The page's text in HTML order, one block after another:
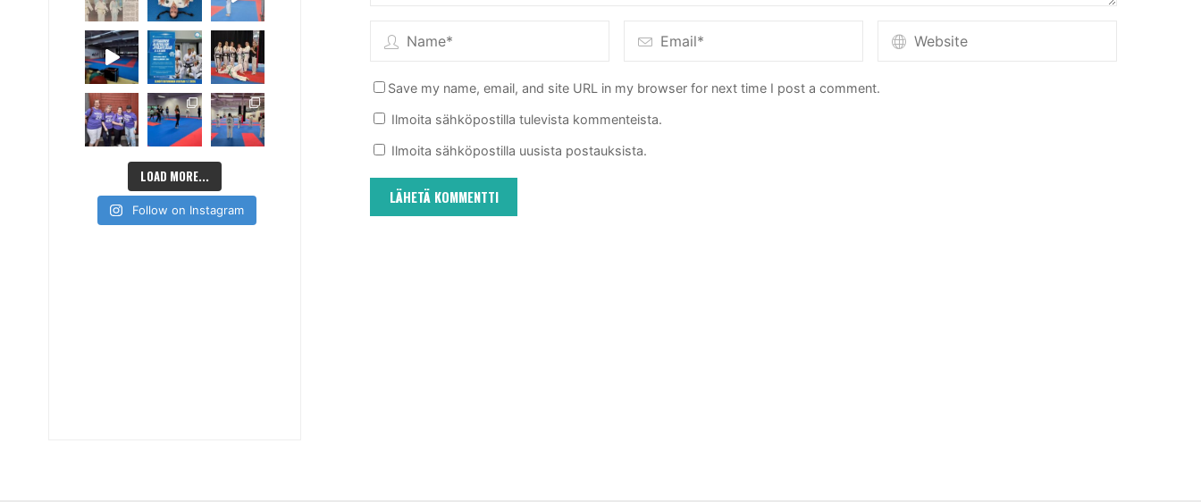
Save my name, email, and site URL in my browser for next time I post a comment.
Ilmoita sähköpostilla tulevista kommenteista.
Ilmoita sähköpostilla uusista postauksista.
LOAD MORE...
Follow on Instagram